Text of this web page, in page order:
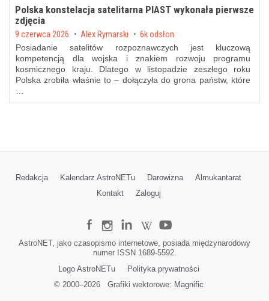
Polska konstelacja satelitarna PIAST wykonała pierwsze
zdjęcia
Posted on
9 czerwca 2026 by Alex Rymarski 6k odsłon
Posiadanie satelitów rozpoznawczych jest kluczową
kompetencją dla wojska i znakiem rozwoju programu
kosmicznego kraju. Dlatego w listopadzie zeszłego roku
Polska zrobiła właśnie to – dołączyła do grona państw, które
Redakcja Kalendarz AstroNETu Darowizna
Almukantarat
Kontakt
Zaloguj
AstroNET, jako czasopismo internetowe, posiada międzynarodowy
numer ISSN 1689-5592.
Logo AstroNETu
Polityka prywatności
© 2000–2026Grafiki wektorowe: Magnific